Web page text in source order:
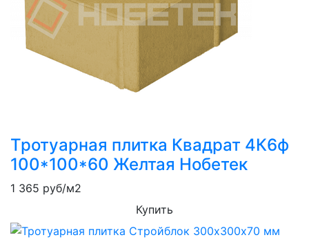
Тротуарная плитка Квадрат 4К6ф
100*100*60 Желтая Нобетек
1 365 руб/м2
Купить